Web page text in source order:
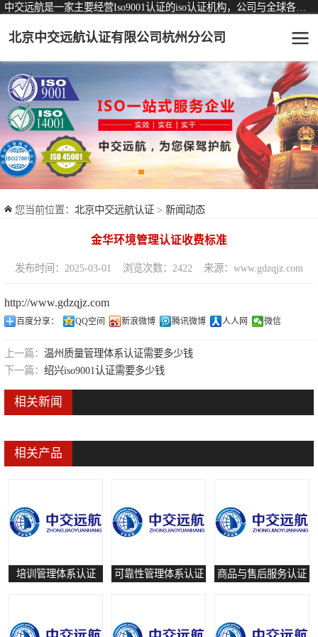
北京中交远航认证有限公司杭州分公司
您当前位置： 北京中交远航认证 > 新闻动态
金华环境管理认证收费标准
发布时间：2025-03-01 浏览次数：2422 来源：www.gdzqjz.com
http://www.gdzqjz.com
百度分享： QQ空间 新浪微博 腾讯微博 人人网 微信
上一篇： 温州质量管理体系认证需要多少钱
下一篇： 绍兴iso9001认证需要多少钱
相关新闻
相关产品
培训管理体系认证 可靠性管理体系认证 商品与售后服务认证
认证服务 可从事认证业务一览表
ISO9001质量管理体系认证
ISO14001环境管理体系认证
ISO45001职业健康安全管理体系认证
交通运输服务认证
ISO27001信息安全管理体系认证
培训管理体系认证